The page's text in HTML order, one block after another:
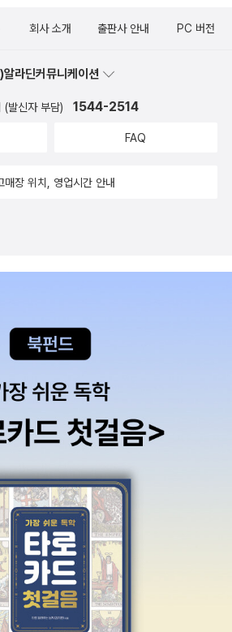
감이 생겼나봐요 ㅎㅎ
회사 소개 출판사 안내 PC 버전
알라딘커뮤니케이션
(발신자 부담) 1544-2514
FAQ
매장 위치, 영업시간 안내